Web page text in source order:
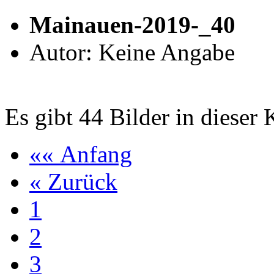
Mainauen-2019-_40
Autor: Keine Angabe
Es gibt 44 Bilder in dieser
«« Anfang
« Zurück
1
2
3